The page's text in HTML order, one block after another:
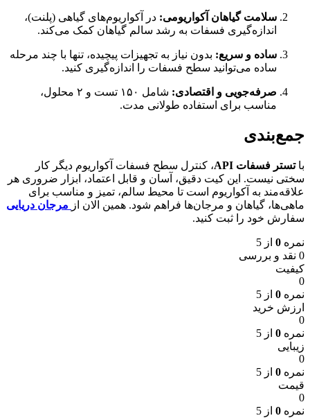
سلامت گیاهان آکواریومی: در آکواریوم‌های گیاهی (پلنت)،
اندازه‌گیری فسفات به رشد سالم گیاهان کمک می‌کند.
ساده و سریع: بدون نیاز به تجهیزات پیچیده، تنها با چند مرحله
ساده می‌توانید سطح فسفات را اندازه‌گیری کنید.
صرفه‌جویی و اقتصادی:
شامل ۱۵۰ تست و ۲ محلول،
مناسب برای استفاده طولانی مدت.
جمع‌بندی
باتستر فسفات API
، کنترل سطح فسفات آکواریوم دیگر کار
سختی نیست. این کیت دقیق، آسان و قابل اعتماد، ابزار ضروری هر
علاقه‌مند به آکواریوم است تا محیط سالم، تمیز و مناسب برای
ماهی‌ها، گیاهان و مرجان‌ها فراهم شود. همین الان از مرجان دریایی
سفارش خود را ثبت کنید.
نمره 0 از 5
0 نقد و بررسی
کیفیت
0
نمره 0 از 5
ارزش خرید
0
نمره 0 از 5
زیبایی
0
نمره 0 از 5
قیمت
0
نمره 0 از 5